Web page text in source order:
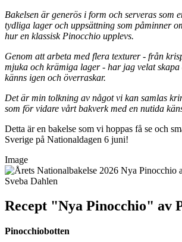
Bakelsen är generös i form och serveras som
tydliga lager och uppsättning som påminner
hur en klassisk Pinocchio upplevs.
Genom att arbeta med flera texturer - från
mjuka och krämiga lager - har jag velat skapa
känns igen och överraskar.
Det är min tolkning av något vi kan samlas
som för vidare vårt bakverk med en nutida
Detta är en bakelse som vi hoppas få se och
Sverige på Nationaldagen 6 juni!
Image
Recept "Nya Pinocchio" av
Pinocchiobotten